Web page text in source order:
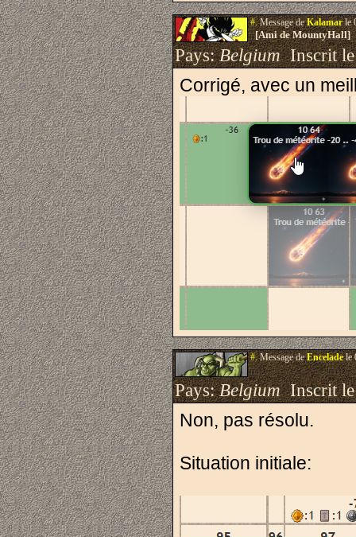
#.Message deKalamarle
[Ami de MountyHall]
Pays:BelgiumInscrit
Corrigé, avec un
#.Message deEnceladele
Pays:BelgiumInscrit
Non, pas résolu.
Situation initiale: